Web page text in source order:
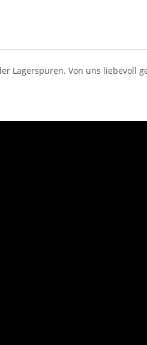
Lagerspuren. Von uns liebevoll